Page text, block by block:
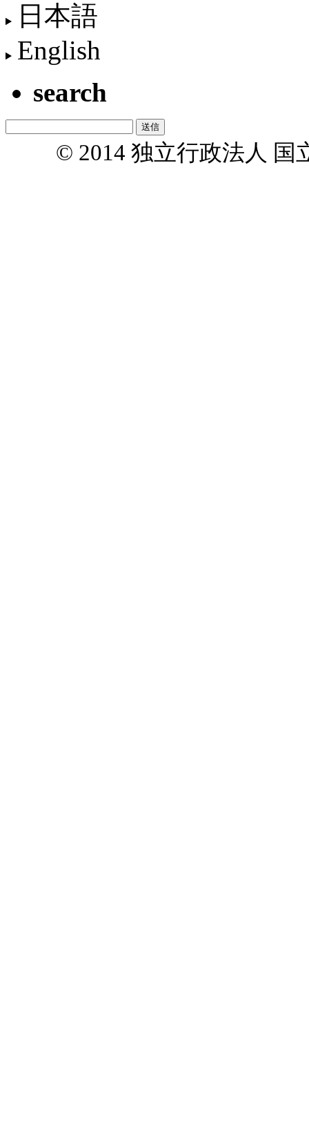
日本語
English
search
© 2014 独立行政法人 国